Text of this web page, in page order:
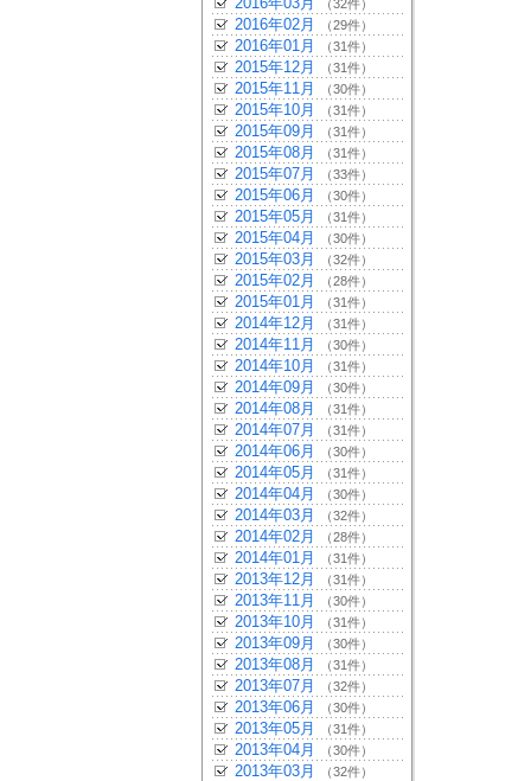
（32件）
2016年02月 （29件）
2016年01月 （31件）
2015年12月 （31件）
2015年11月 （30件）
2015年10月 （31件）
2015年09月 （31件）
2015年08月 （31件）
2015年07月 （33件）
2015年06月 （30件）
2015年05月 （31件）
2015年04月 （30件）
2015年03月 （32件）
2015年02月 （28件）
2015年01月 （31件）
2014年12月 （31件）
2014年11月 （30件）
2014年10月 （31件）
2014年09月 （30件）
2014年08月 （31件）
2014年07月 （31件）
2014年06月 （30件）
2014年05月 （31件）
2014年04月 （30件）
2014年03月 （32件）
2014年02月 （28件）
2014年01月 （31件）
2013年12月 （31件）
2013年11月 （30件）
2013年10月 （31件）
2013年09月 （30件）
2013年08月 （31件）
2013年07月 （32件）
2013年06月 （30件）
2013年05月 （31件）
2013年04月 （30件）
2013年03月 （32件）